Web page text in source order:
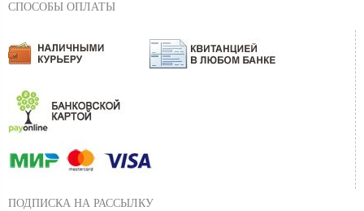
СПОСОБЫ ОПЛАТЫ
ПОДПИСКА НА РАССЫЛКУ